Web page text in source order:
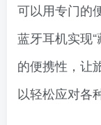
可以用专门的
蓝牙耳机实现
的便携性，让
以轻松应对各